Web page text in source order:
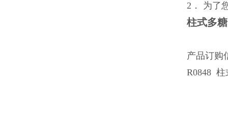
2． 为了
柱式多
产品订购
R0848 柱